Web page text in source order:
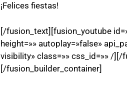
¡Felices fiestas!
[/fusion_text][fusion_youtube
height=»» autoplay=»false»
visibility» class=»» css_id=»» /
[/fusion_builder_container]